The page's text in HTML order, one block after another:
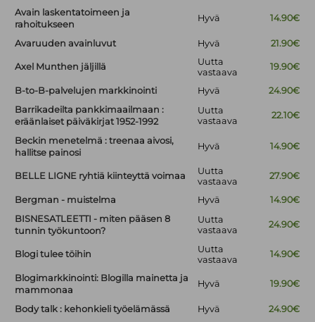
Avain laskentatoimeen ja
rahoitukseen
Hyvä 14.90€
Avaruuden avainluvut Hyvä 21.90€
Axel Munthen jäljillä
Uutta
vastaava
19.90€
B-to-B-palvelujen markkinointi Hyvä
24.90€
Barrikadeilta pankkimaailmaan :
eräänlaiset päiväkirjat 1952-1992
Uutta
vastaava
22.10€
Beckin menetelmä : treenaa aivosi,
hallitse painosi
Hyvä 14.90€
BELLE LIGNE ryhtiä kiinteyttä voimaa
Uutta
vastaava
27.90€
Bergman - muistelma Hyvä
14.90€
BISNESATLEETTI - miten pääsen 8
tunnin työkuntoon?
Uutta
vastaava
24.90€
Blogi tulee töihin
Uutta
vastaava
14.90€
Blogimarkkinointi: Blogilla mainetta ja
mammonaa
Hyvä 19.90€
Body talk : kehonkieli työelämässä Hyvä
24.90€